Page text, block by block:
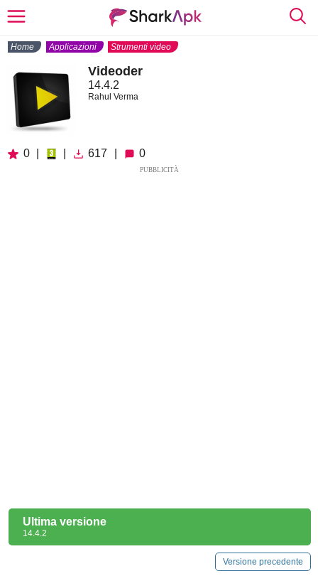
Home Applicazioni Strumenti video
Videoder
14.4.2
Rahul Verma
0 617 0
PUBBLICITÀ
Ultima versione
14.4.2
Versione precedente